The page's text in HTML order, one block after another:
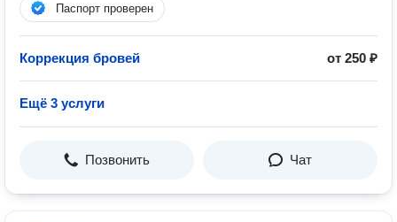
Паспорт проверен
Коррекция бровей от 250 ₽
Ещё 3 услуги
Позвонить Чат